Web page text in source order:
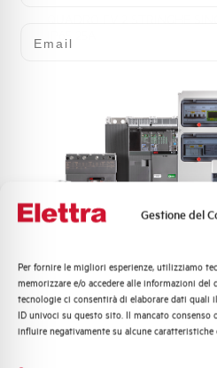
Gestione del
Per fornire le migliori esperienze, utilizziamo
memorizzare e/o accedere alle informazioni
tecnologie ci consentirà di elaborare dati quali
ID univoci su questo sito. Il mancato consenso
influire negativamente su alcune caratteristiche
IP65 25A
PV-QHM2S-16
QUADRO FV 2 STRINGHE
16A
Quali argomenti ti
Distribuzione di Energia
Automazione Industriale